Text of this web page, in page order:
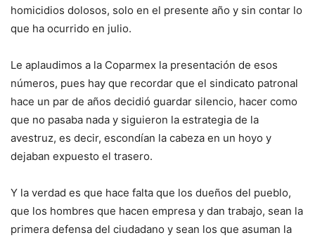
homicidios dolosos, solo en el presente año y sin contar lo
que ha ocurrido en julio.
Le aplaudimos a la Coparmex la presentación de esos
números, pues hay que recordar que el sindicato patronal
hace un par de años decidió guardar silencio, hacer como
que no pasaba nada y siguieron la estrategia de la
avestruz, es decir, escondían la cabeza en un hoyo y
dejaban expuesto el trasero.
Y la verdad es que hace falta que los dueños del pueblo,
que los hombres que hacen empresa y dan trabajo, sean la
primera defensa del ciudadano y sean los que asuman la